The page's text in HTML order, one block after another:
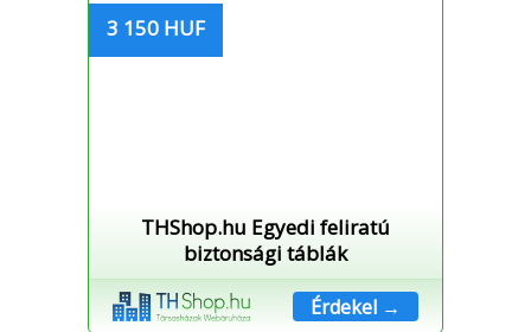
3 150 HUF
THShop.hu Egyedi feliratú
biztonsági táblák
Érdekel →